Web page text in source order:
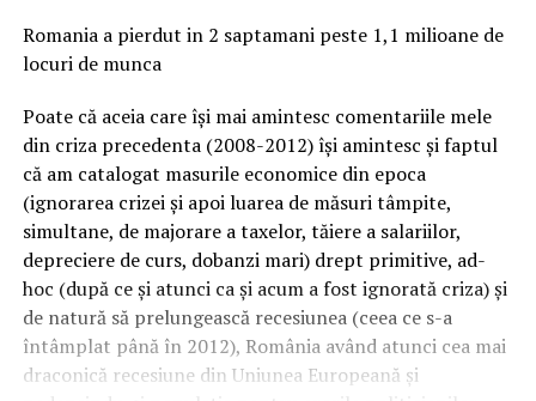
Romania a pierdut in 2 saptamani peste 1,1 milioane de
locuri de munca
Poate că aceia care își mai amintesc comentariile mele
din criza precedenta (2008-2012) își amintesc și faptul
că am catalogat masurile economice din epoca
(ignorarea crizei și apoi luarea de măsuri tâmpite,
simultane, de majorare a taxelor, tăiere a salariilor,
depreciere de curs, dobanzi mari) drept primitive, ad-
hoc (după ce și atunci ca și acum a fost ignorată criza) și
de natură să prelungească recesiunea (ceea ce s-a
întâmplat până în 2012), România având atunci cea mai
draconică recesiune din Uniunea Europeană și